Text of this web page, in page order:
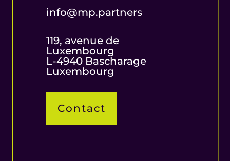
info@mp.partners
119, avenue de
Luxembourg
L-4940 Bascharage
Luxembourg
Contact